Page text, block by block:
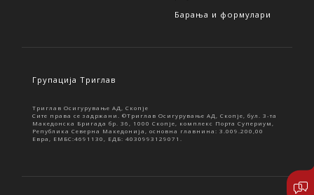
Барања и формулари
Групација Триглав
Триглав Осигурување АД, Скопје
Сите права се задржани. ©Триглав Осигурување АД, Скопје, бул. 3-та
Македонска Бригада бр. 36, 1000 Скопје, комплекс Порта Супериум,
Република Северна Македонија, основна главнина: 3.009.200,00
Евра, ЕМБС:4691130, ЕДБ: 4030993129071.